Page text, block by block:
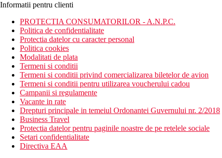
Informatii pentru clienti
PROTECTIA CONSUMATORILOR - A.N.P.C.
Politica de confidentialitate
Protectia datelor cu caracter personal
Politica cookies
Modalitati de plata
Termeni si conditii
Termeni si conditii privind comercializarea biletelor de avion
Termeni si conditii pentru utilizarea voucherului cadou
Campanii si regulamente
Vacante in rate
Drepturi principale in temeiul Ordonantei Guvernului nr. 2/2018
Business Travel
Protectia datelor pentru paginile noastre de pe retelele sociale
Setari confidentialitate
Directiva EAA